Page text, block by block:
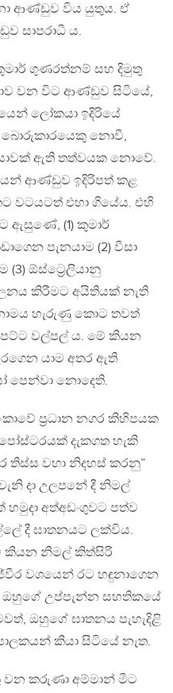
ආණ්ඩුව විය යුතුය. ඒ
සාපරාධී ය.
ගුණරත්නම් සහ දිමුතු
වන විට ආණ්ඩුව සිටියේ,
ලෝකයා ඉදිරියේ
නොවී,
ඇති තත්වයක නොවේ.
ආණ්ඩුව ඉදිරිපත් කළ
වටයටත් එහා ගියේය. එහි
ඇසුණේ, (1) කුමාර්
පැනයාම (2) වීසා
(3) ඕස්ට්‍රෙලියානු
කිරීමට අයිතියක් නැති
හැරුණු කොට තවත්
වල්පල් ය. මේ කියන
යාම අතර ඇති
පෙන්වා නොදෙති.
ප්‍රධාන නගර කිහිපයක
දැකගත හැකි
තිස්ස වහා නිදහස් කරනු”
දා උලපනේ දී නිමල්
අත්අඩංගුවට පත්ව
දී ඝාතනයට ලක්විය.
කියන නිමල් කිත්සිරි
වශයෙන් රට හඳුනාගෙන
ඔහුගේ උප්පැන්න සහතිකයේ
ඔහුගේ ඝාතනය පැහැදිළි
කියා සිටියේ නැත.
වන කරුණා අම්මාන් මීට